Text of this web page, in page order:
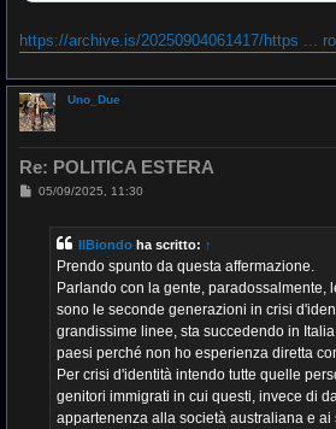
https://archive.is/20250904061417/https ...
Uno_Due
Re: POLITICA ESTERA
M05/09/2025, 11:30
IlBiondo ha scritto: ↑
Prendo spunto da questa affermazione.
Parlando con la gente, paradossalmente,
sono le seconde generazioni in crisi
grandissime linee, sta succedendo in
paesi perché non ho esperienza diretta
Per crisi d'identità intendo tutte quelle
genitori immigrati in cui questi, invece di
appartenenza alla società australiana e ai